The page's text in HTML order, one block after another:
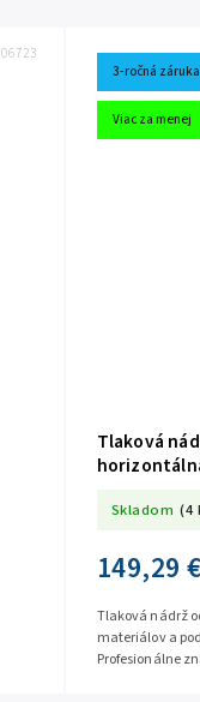
3-ročná záruka
Viac za menej
Tlaková
Skladom (4
149,29 €
Tlaková nádrž
materiálov a
Profesionálne